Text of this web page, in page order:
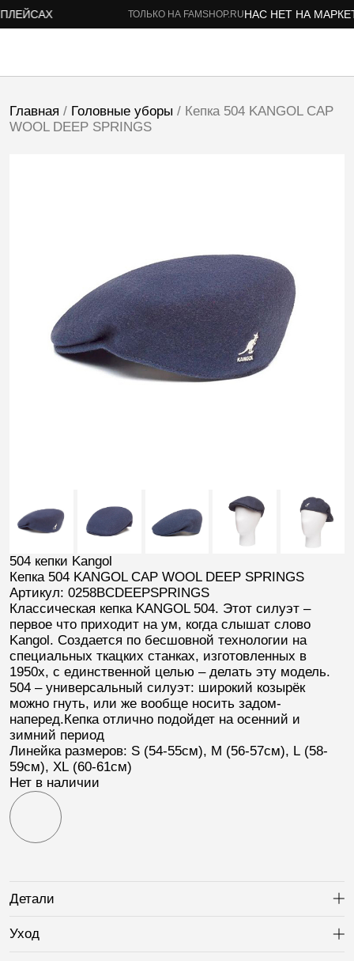
ТОЛЬКО НА FAMSHOP.RUНАС НЕТ НА
Главная / Головные уборы / Кепка 504 KANGOL CAP
WOOL DEEP SPRINGS
504 кепки Kangol
Кепка 504 KANGOL CAP WOOL DEEP SPRINGS
Артикул: 0258BCDEEPSPRINGS
Классическая кепка KANGOL 504. Этот силуэт –
первое что приходит на ум, когда слышат слово
Kangol. Создается по бесшовной технологии на
специальных ткацких станках, изготовленных в
1950х, с единственной целью – делать эту модель.
504 – универсальный силуэт: широкий козырёк
можно гнуть, или же вообще носить задом-
наперед.Кепка отлично подойдет на осенний и
зимний период
Линейка размеров: S(54-55см), M (56-57см), L(58-
59см), XL(60-61см)
Нет в наличии
Детали
Уход